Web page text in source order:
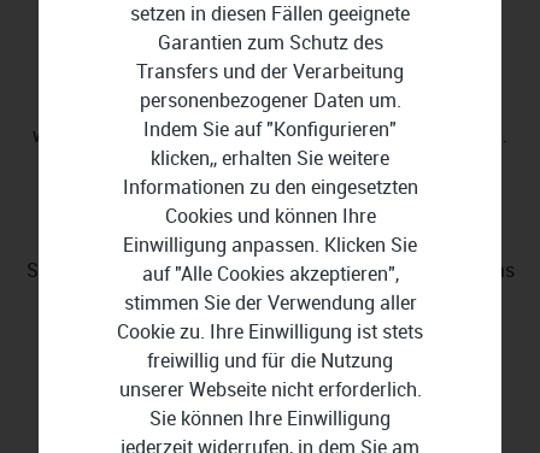
VPN einrichten
Die Erstellung eines VPNs gelingt mit Programmen
wie
Steganos VPN Online Shieldim schnell und einfach.
Digitale Privatsphäre schützen
Schützen Sie Ihredigitale Privatsphäreeffektiv durch das
Blockieren von Social Tracking und Ländersperren.
Mobile Bedienung
Die Software bietet Schutz für Ihren Computer sowie
setzen in diesen Fällen geeignete
Garantien zum Schutz des
Transfers und der Verarbeitung
personenbezogener Daten um.
Indem Sie auf "Konfigurieren"
klicken,, erhalten Sie weitere
Informationen zu den eingesetzten
Cookies und können Ihre
Einwilligung anpassen. Klicken Sie
auf "Alle Cookies akzeptieren",
stimmen Sie der Verwendung aller
Cookie zu. Ihre Einwilligung ist stets
freiwillig und für die Nutzung
unserer Webseite nicht erforderlich.
Sie können Ihre Einwilligung
jederzeit widerrufen, in dem Sie am